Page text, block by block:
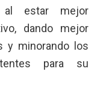
al estar mejor
dando mejor
y minorando los
para su